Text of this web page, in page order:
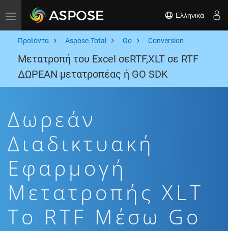
Toggle navigation Ελληνικά
Προϊόντα Aspose.Total Go Conversion
Μετατροπή του Excel σεRTF,XLT σε RTF
ΔΩΡΕΑΝ μετατροπέας ή GO SDK
Δωρεάν
Διαδικτυακή
Εφαρμογή
Μετατροπής XLT
To RTF Μέσω Go